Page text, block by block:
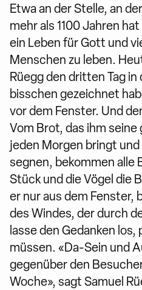
Etwa an der Stelle, an
mehr als 1100 Jahren
ein Leben für Gott und
Menschen zu leben.
Rüegg den dritten Tag in
bisschen gezeichnet
vor dem Fenster. Und
Vom Brot, das ihm
jeden Morgen bringt
segnen, bekommen alle
Stück und die Vögel die
er nur aus dem Fenster,
des Windes, der durch
lasse den Gedanken los,
müssen. «Da-Sein und
gegenüber den
Woche», sagt Samuel